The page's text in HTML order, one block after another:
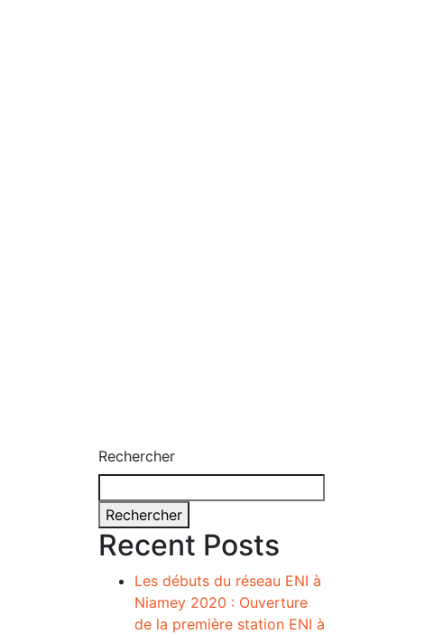
Rechercher
Rechercher
Recent Posts
Les débuts du réseau ENI à
Niamey 2020 : Ouverture
de la première station ENI à